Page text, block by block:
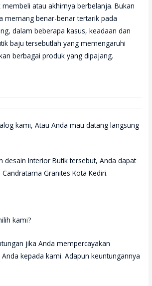
atau akhirnya berbelanja. Bukan
memang benar-benar tertarik pada
dalam beberapa kasus, keadaan dan
baju tersebutlah yang memengaruhi
berbagai produk yang dipajang.
kami, Atau Anda mau datang langsung
desain Interior Butik tersebut, Anda dapat
Granites Kota Kediri.
kami?
jika Anda mempercayakan
kepada kami. Adapun keuntungannya